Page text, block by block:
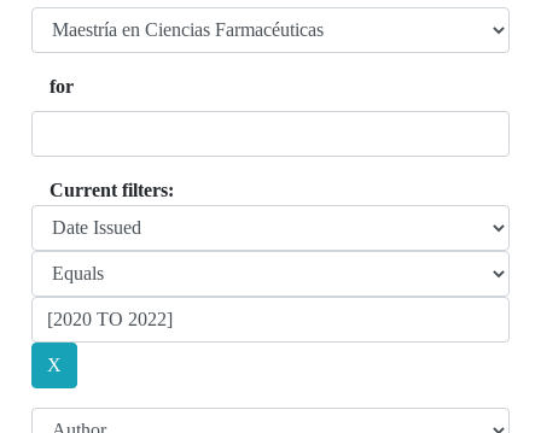
for
Current filters: